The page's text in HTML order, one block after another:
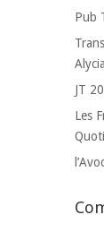
Pub
JT
Les